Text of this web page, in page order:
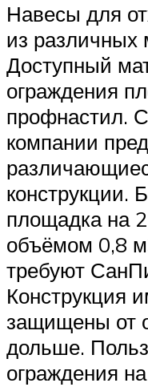
Навесы для
из различных
Доступный
ограждения
профнастил.
компании
конструкции.
площадка на
объёмом 0,8
требуют
Конструкция
защищены от
дольше.
ограждения